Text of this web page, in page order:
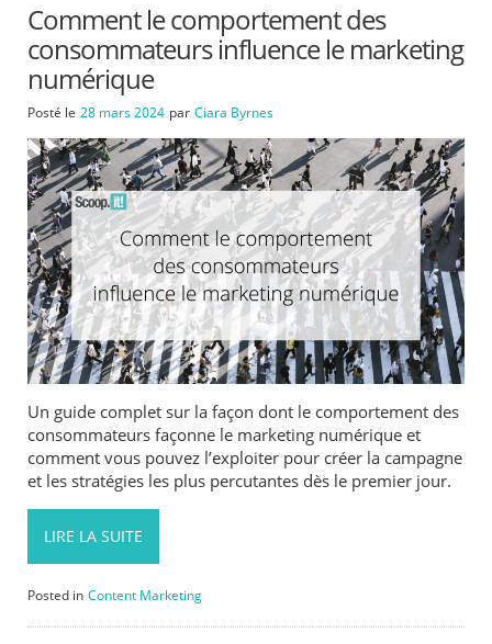
Comment le comportement des
consommateurs influence le marketing
numérique
Posté le 28 mars 2024 par Ciara Byrnes
Un guide complet sur la façon dont le comportement des
consommateurs façonne le marketing numérique et
comment vous pouvez l’exploiter pour créer la campagne
et les stratégies les plus percutantes dès le premier jour.
LIRE LA SUITE
Posted in Content Marketing